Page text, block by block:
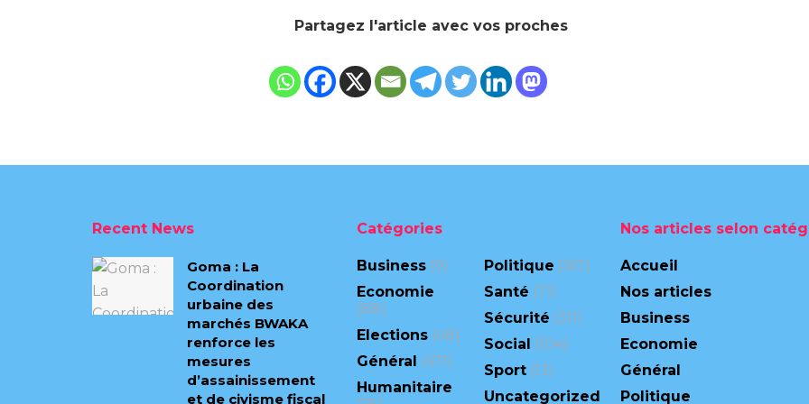
Partagez l'article avec vos proches
Recent News
Goma : La
Coordination
urbaine des
marchés BWAKA
renforce les
mesures
d’assainissement
et de civisme fiscal
Catégories
Business(9)
Economie
(88)
Elections(48)
Général (471)
Humanitaire
Politique (167)
Santé (71)
Sécurité (311)
Social (104)
Sport(13)
Uncategorized
Nos articles selon
Accueil
Nos articles
Business
Economie
Général
Politique